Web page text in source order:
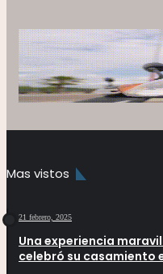
Mas vistos
21 febrero, 2025
Una experiencia
celebró su casamiento